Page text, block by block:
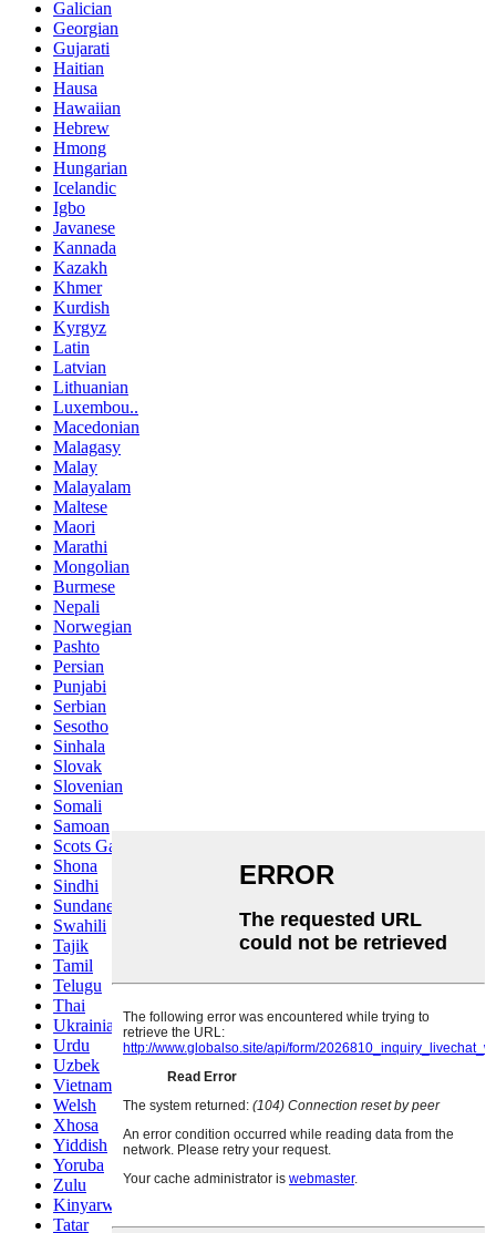
Galician
Georgian
Gujarati
Haitian
Hausa
Hawaiian
Hebrew
Hmong
Hungarian
Icelandic
Igbo
Javanese
Kannada
Kazakh
Khmer
Kurdish
Kyrgyz
Latin
Latvian
Lithuanian
Luxembou..
Macedonian
Malagasy
Malay
Malayalam
Maltese
Maori
Marathi
Mongolian
Burmese
Nepali
Norwegian
Pashto
Persian
Punjabi
Serbian
Sesotho
Sinhala
Slovak
Slovenian
Somali
Samoan
Scots Gaelic
Shona
Sindhi
Sundanese
Swahili
Tajik
Tamil
Telugu
Thai
Ukrainian
Urdu
Uzbek
Vietnamese
Welsh
Xhosa
Yiddish
Yoruba
Zulu
Kinyarwanda
Tatar